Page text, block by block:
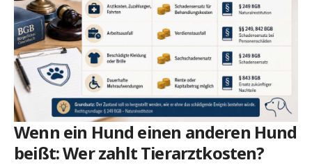
Wenn ein Hund einen anderen Hund
beißt: Wer zahlt Tierarztkosten?